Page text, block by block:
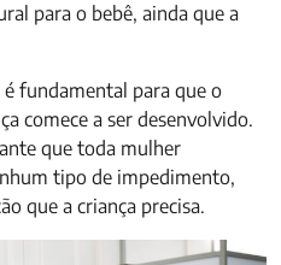
para o bebê, ainda que a
fundamental para que o
comece a ser desenvolvido.
que toda mulher
tipo de impedimento,
que a criança precisa.